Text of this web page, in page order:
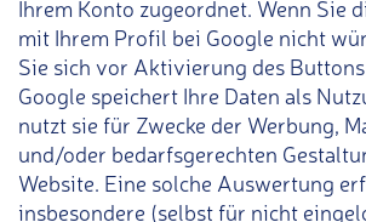
Ihrem Konto zugeordnet. Wenn Sie
mit Ihrem Profil bei Google nicht
Sie sich vor Aktivierung des
Google speichert Ihre Daten als
nutzt sie für Zwecke der Werbung,
und/oder bedarfsgerechten
Website. Eine solche Auswertung
insbesondere (selbst für nicht